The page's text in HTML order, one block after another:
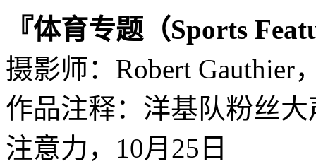
『体育专题（Sports
摄影师：Robert Gauthier
作品注释：洋基队粉丝
注意力，10月25日